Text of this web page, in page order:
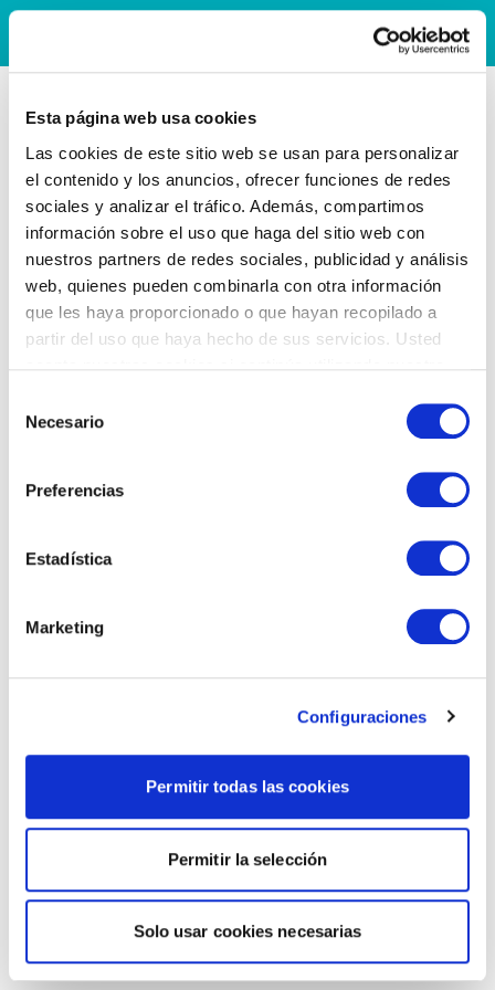
Esta página web usa cookies
Las cookies de este sitio web se usan para personalizar
el contenido y los anuncios, ofrecer funciones de redes
sociales y analizar el tráfico. Además, compartimos
información sobre el uso que haga del sitio web con
nuestros partners de redes sociales, publicidad y análisis
web, quienes pueden combinarla con otra información
que les haya proporcionado o que hayan recopilado a
partir del uso que haya hecho de sus servicios. Usted
Necesario
Preferencias
Estadística
Marketing
Configuraciones
Permitir todas las cookies
Permitir la selección
Solo usar cookies necesarias